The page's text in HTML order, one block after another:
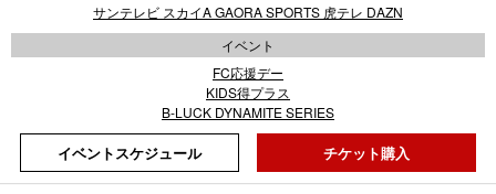
サンテレビ スカイA GAORA SPORTS 虎テレ DAZN
イベント
FC応援デー
KIDS得プラス
B-LUCK DYNAMITE SERIES
イベントスケジュール チケット購入